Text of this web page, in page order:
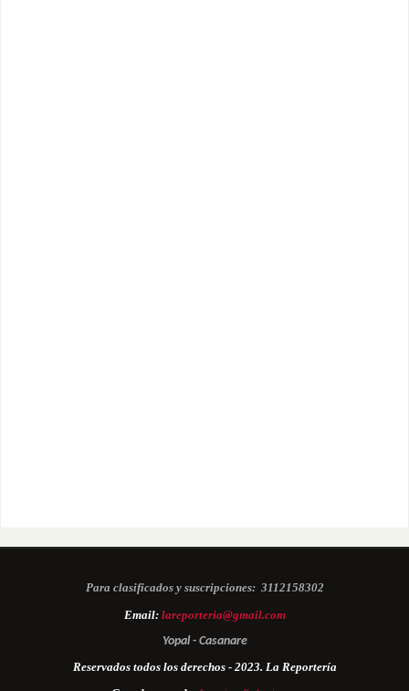
Para clasificados y suscripciones: 3112158302
Email: lareporteria@gmail.com
Yopal - Casanare
Reservados todos los derechos - 2023. La Reportería